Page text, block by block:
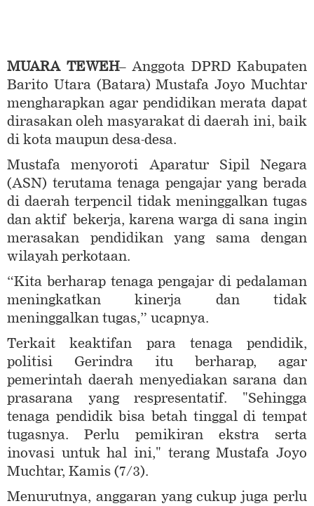
MUARA TEWEH– Anggota DPRD Kabupaten
Barito Utara (Batara) Mustafa Joyo Muchtar
mengharapkan agar pendidikan merata dapat
dirasakan oleh masyarakat di daerah ini, baik
di kota maupun desa-desa.
Mustafa menyoroti Aparatur Sipil Negara
(ASN) terutama tenaga pengajar yang berada
di daerah terpencil tidak meninggalkan tugas
dan aktif bekerja, karena warga di sana ingin
merasakan pendidikan yang sama dengan
wilayah perkotaan.
“Kita berharap tenaga pengajar di pedalaman
meningkatkan kinerja dan tidak
meninggalkan tugas,” ucapnya.
Terkait keaktifan para tenaga pendidik,
politisi Gerindra itu berharap, agar
pemerintah daerah menyediakan sarana dan
prasarana yang respresentatif. "Sehingga
tenaga pendidik bisa betah tinggal di tempat
tugasnya. Perlu pemikiran ekstra serta
inovasi untuk hal ini," terang Mustafa Joyo
Muchtar, Kamis (7/3).
Menurutnya, anggaran yang cukup juga perlu